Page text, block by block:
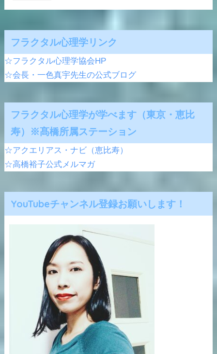
フラクタル心理学リンク
☆フラクタル心理学協会HP
☆会長・一色真宇先生の公式ブログ
フラクタル心理学が学べます（東京・恵比
寿）※髙橋所属ステーション
☆アクエリアス・ナビ（恵比寿）
☆高橋裕子公式メルマガ
YouTubeチャンネル登録お願いします！